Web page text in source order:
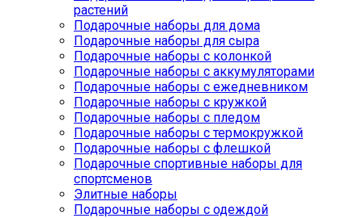
растений
Подарочные наборы для дома
Подарочные наборы для сыра
Подарочные наборы с колонкой
Подарочные наборы с аккумуляторами
Подарочные наборы с ежедневником
Подарочные наборы с кружкой
Подарочные наборы с пледом
Подарочные наборы с термокружкой
Подарочные наборы с флешкой
Подарочные спортивные наборы для
спортсменов
Элитные наборы
Подарочные наборы с одеждой